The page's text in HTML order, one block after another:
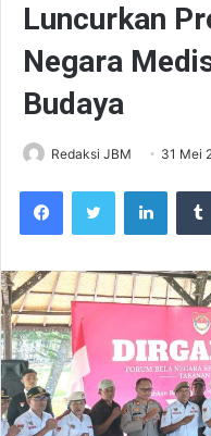
Luncurkan
Negara
Budaya
Redaksi JBM 31 Mei